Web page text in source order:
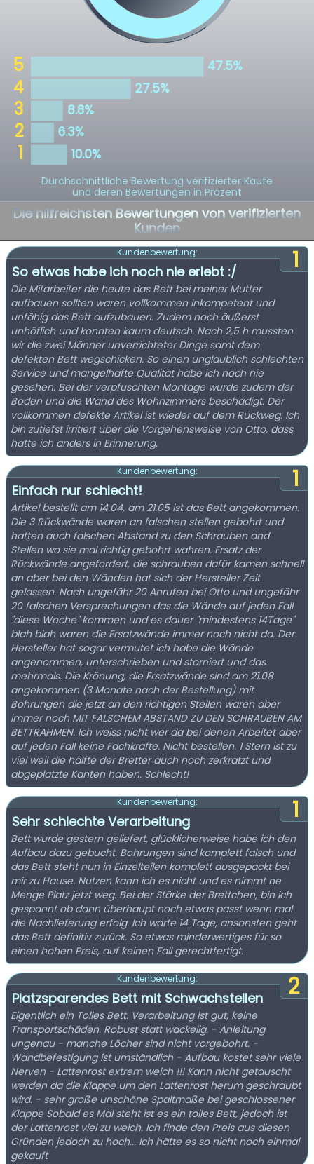
Durchschnittliche Bewertung verifizierter Käufe
und deren Bewertungen in Prozent
Die hilfreichsten Bewertungen von verifizierten
Kunden
1
Kundenbewertung:
So etwas habe ich noch nie erlebt :/
Die Mitarbeiter die heute das Bett bei meiner Mutter
aufbauen sollten waren vollkommen Inkompetent und
unfähig das Bett aufzubauen. Zudem noch äußerst
unhöflich und konnten kaum deutsch. Nach 2,5 h mussten
wir die zwei Männer unverrichteter Dinge samt dem
defekten Bett wegschicken. So einen unglaublich schlechten
Service und mangelhafte Qualität habe ich noch nie
gesehen. Bei der verpfuschten Montage wurde zudem der
Boden und die Wand des Wohnzimmers beschädigt. Der
vollkommen defekte Artikel ist wieder auf dem Rückweg. Ich
bin zutiefst irritiert über die Vorgehensweise von Otto, dass
hatte ich anders in Erinnerung.
1
Kundenbewertung:
Einfach nur schlecht!
Artikel bestellt am 14.04, am 21.05 ist das Bett angekommen.
Die 3 Rückwände waren an falschen stellen gebohrt und
hatten auch falschen Abstand zu den Schrauben and
Stellen wo sie mal richtig gebohrt wahren. Ersatz der
Rückwände angefordert, die schrauben dafür kamen schnell
an aber bei den Wänden hat sich der Hersteller Zeit
gelassen. Nach ungefähr 20 Anrufen bei Otto und ungefähr
20 falschen Versprechungen das die Wände auf jeden Fall
"diese Woche" kommen und es dauer "mindestens 14Tage"
blah blah waren die Ersatzwände immer noch nicht da. Der
Hersteller hat sogar vermutet ich habe die Wände
angenommen, unterschrieben und storniert und das
mehrmals. Die Krönung, die Ersatzwände sind am 21.08
angekommen (3 Monate nach der Bestellung) mit
Bohrungen die jetzt an den richtigen Stellen waren aber
immer noch MIT FALSCHEM ABSTAND ZU DEN SCHRAUBEN AM
BETTRAHMEN. Ich weiss nicht wer da bei denen Arbeitet aber
auf jeden Fall keine Fachkräfte. Nicht bestellen. 1 Stern ist zu
viel weil die hälfte der Bretter auch noch zerkratzt und
abgeplatzte Kanten haben. Schlecht!
1
Kundenbewertung:
Sehr schlechte Verarbeitung
Bett wurde gestern geliefert, glücklicherweise habe ich den
Aufbau dazu gebucht. Bohrungen sind komplett falsch und
das Bett steht nun in Einzelteilen komplett ausgepackt bei
mir zu Hause. Nutzen kann ich es nicht und es nimmt ne
Menge Platz jetzt weg. Bei der Stärke der Brettchen, bin ich
gespannt ob dann überhaupt noch etwas passt wenn mal
die Nachlieferung erfolg. Ich warte 14 Tage, ansonsten geht
das Bett definitiv zurück. So etwas minderwertiges für so
einen hohen Preis, auf keinen Fall gerechtfertigt.
2
Kundenbewertung:
Platzsparendes Bett mit Schwachstellen
Eigentlich ein Tolles Bett. Verarbeitung ist gut, keine
Transportschäden. Robust statt wackelig. - Anleitung
ungenau - manche Löcher sind nicht vorgebohrt. -
Wandbefestigung ist umständlich - Aufbau kostet sehr viele
Nerven - Lattenrost extrem weich !!! Kann nicht getauscht
werden da die Klappe um den Lattenrost herum geschraubt
wird. - sehr große unschöne Spaltmaße bei geschlossener
Klappe Sobald es Mal steht ist es ein tolles Bett, jedoch ist
der Lattenrost viel zu weich. Ich finde den Preis aus diesen
Gründen jedoch zu hoch... Ich hätte es so nicht noch einmal
gekauft